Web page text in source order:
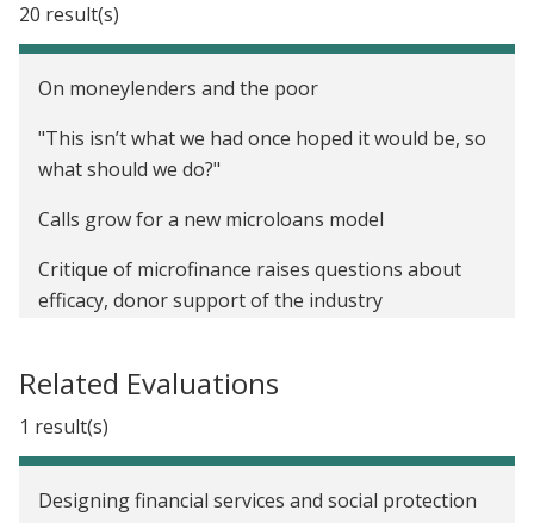
20 result(s)
On moneylenders and the poor
"This isn’t what we had once hoped it would be, so
what should we do?"
Calls grow for a new microloans model
Critique of microfinance raises questions about
efficacy, donor support of the industry
If you read one thing about microfinance, read this
World Bank Group forum convenes partners to
microcredit
Related Evaluations
1 result(s)
Designing financial services and social protection